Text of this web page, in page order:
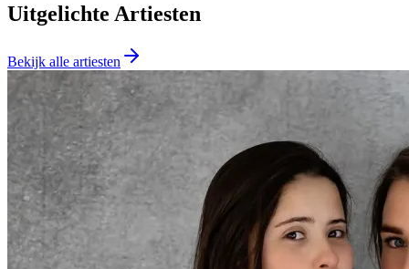
Uitgelichte Artiesten
Bekijk alle artiesten